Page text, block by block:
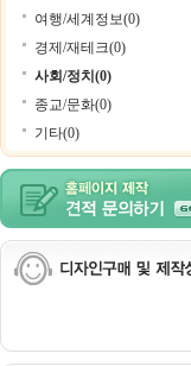
여행/세계정보(0)
경제/재테크(0)
사회/정치(0)
종교/문화(0)
기타(0)